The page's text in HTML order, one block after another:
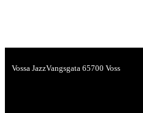
Vossa JazzVangsgata 65700 Voss